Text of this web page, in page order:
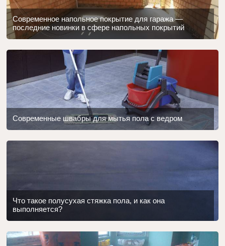
Современное напольное покрытие для гаража —
последние новинки в сфере напольных покрытий
Современные швабры для мытья пола с ведром
Что такое полусухая стяжка пола, и как она
выполняется?